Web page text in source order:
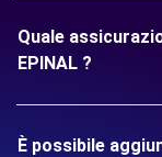
Quale
EPINAL ?
È possibile